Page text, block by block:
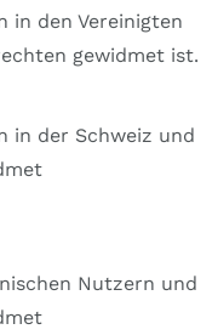
in den Vereinigten
gewidmet ist.
in der Schweiz und
Nutzern und